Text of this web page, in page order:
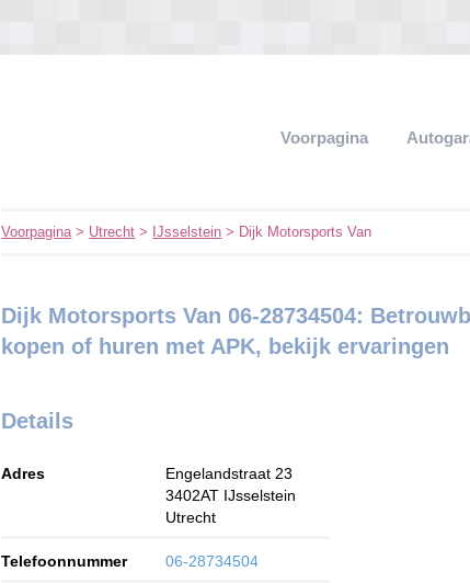
Voorpagina
Voorpagina> Utrecht > IJsselstein > Dijk Motorsports Van
Dijk Motorsports Van 06-28734504:
kopen of huren met APK, bekijk ervaringen
Details
Adres
Engelandstraat 23
3402AT IJsselstein
Utrecht
Telefoonnummer 06-28734504